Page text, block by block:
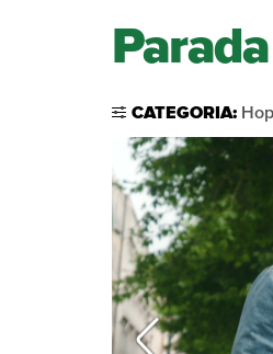
CATEGORIA: